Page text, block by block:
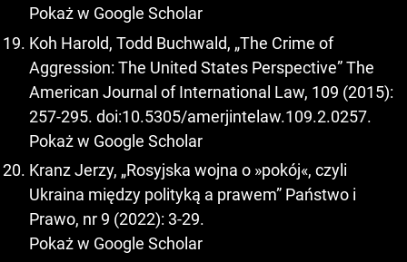
Pokaż w Google Scholar
Koh Harold, Todd Buchwald, „The Crime of
Aggression: The United States Perspective” The
American Journal of International Law, 109 (2015):
257-295. doi:10.5305/amerjintelaw.109.2.0257.
Pokaż w Google Scholar
Kranz Jerzy, „Rosyjska wojna o »pokój«, czyli
Ukraina między polityką a prawem” Państwo i
Prawo, nr 9 (2022): 3-29.
Pokaż w Google Scholar